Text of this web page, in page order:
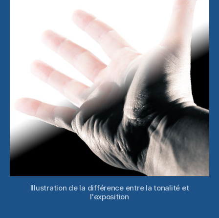
Illustration de la différence entre la tonalité et
l'exposition